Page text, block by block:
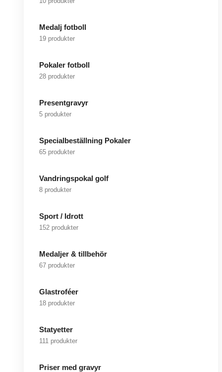
Medalj fotboll
19 produkter
Pokaler fotboll
28 produkter
Presentgravyr
5 produkter
Specialbeställning Pokaler
65 produkter
Vandringspokal golf
8 produkter
Sport / Idrott
152 produkter
Medaljer & tillbehör
67 produkter
Glastroféer
18 produkter
Statyetter
111 produkter
Priser med gravyr